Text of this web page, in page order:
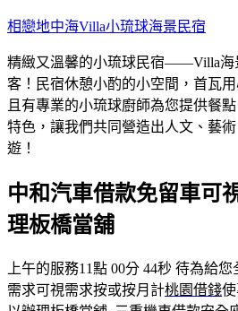
跳
主
要
內
容
相戀地中海Villa小琉球海景民宿
精緻又溫馨的小琉球民宿——Villa海
客！民宿休憩小酌的小空間，首瓦
且有專業的小琉球廚師為您提供餐
特色，讓我們共同營造出人文、藝
遊！
中和汽車借款免留車可
理板橋當舖
上午的服務11點 00分 44秒 待為給您
需求可視需求按或按月計桃園借錢